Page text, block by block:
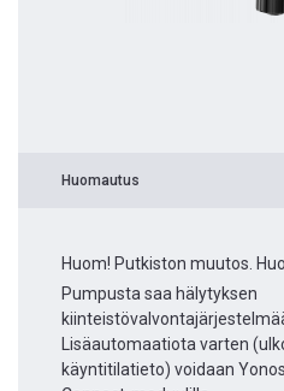
Huomautus
Huom! Putkiston muutos.
Pumpusta saa hälytyksen
Lisäautomaatiota varten
käyntitilatieto) voidaan